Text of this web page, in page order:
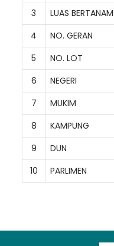
3
LUAS BERTANAM
4
NO. GERAN
5
NO. LOT
6
NEGERI
7
MUKIM
8
KAMPUNG
9
DUN
10
PARLIMEN